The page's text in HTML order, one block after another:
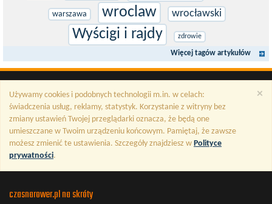
warszawa wroclaw wrocławski
Wyścigi i rajdy zdrowie
Więcej tagów artykułów
×
Używamy cookies i podobnych technologii m.in. w celach:
świadczenia usług, reklamy, statystyk. Korzystanie z witryny bez
zmiany ustawień Twojej przeglądarki oznacza, że będą one
umieszczane w Twoim urządzeniu końcowym. Pamiętaj, że zawsze
możesz zmienić te ustawienia. Szczegóły znajdziesz w Polityce
prywatności.
czasnarower.pl na skróty